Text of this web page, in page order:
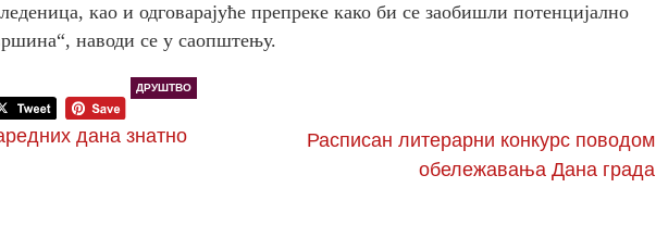
као и одговарајуће препреке како би се заобишли потенцијално
наводи се у саопштењу.
ДРУШТВО
дана знатно
Расписан литерарни конкурс поводом
обележавања Дана града